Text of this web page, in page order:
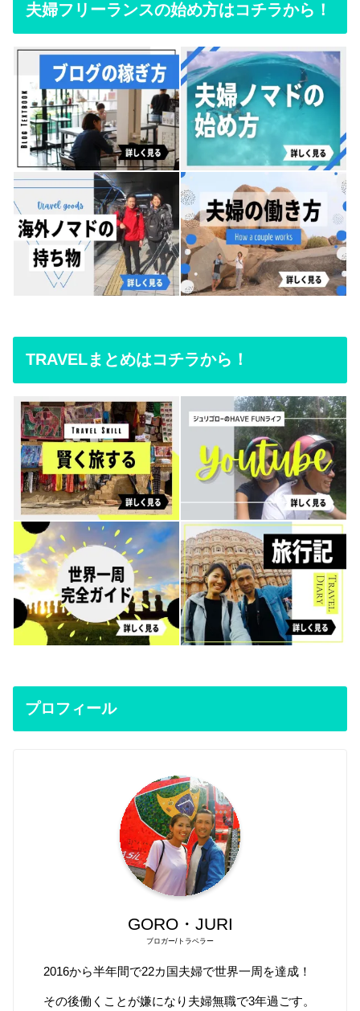
夫婦フリーランスの始め方はコチラから！
TRAVELまとめはコチラから！
プロフィール
GORO・JURI
ブロガー/トラベラー
2016から半年間で22カ国夫婦で世界一周を達成！
その後働くことが嫌になり夫婦無職で3年過ごす。